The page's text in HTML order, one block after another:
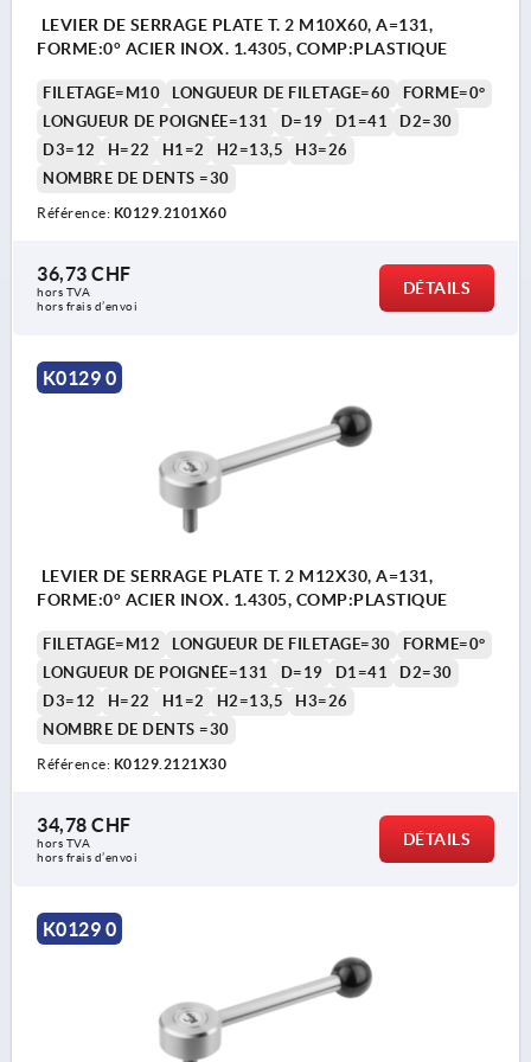
LEVIER DE SERRAGE PLATE T. 2 M10X60, A=131,
FORME:0° ACIER INOX. 1.4305, COMP:PLASTIQUE
FILETAGE=M10 LONGUEUR DE FILETAGE=60
FORME=0°
LONGUEUR DE POIGNÉE=131
D=19 D1=41
D2=30
D3=12
H=22 H1=2 H2=13,5
H3=26
NOMBRE DE DENTS =30
Référence: K0129.2101X60
36,73 CHF
hors TVA
hors frais d’envoi
DÉTAILS
K0129 0
LEVIER DE SERRAGE PLATE T. 2 M12X30, A=131,
FORME:0° ACIER INOX. 1.4305, COMP:PLASTIQUE
FILETAGE=M12 LONGUEUR DE FILETAGE=30
FORME=0°
LONGUEUR DE POIGNÉE=131
D=19 D1=41
D2=30
D3=12
H=22 H1=2 H2=13,5
H3=26
NOMBRE DE DENTS =30
Référence: K0129.2121X30
34,78 CHF
hors TVA
hors frais d’envoi
DÉTAILS
K0129 0